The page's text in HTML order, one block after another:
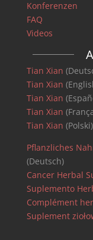
Konferenzen
FAQ
Videos
Tian Xian
Tian Xian
Tian Xian
Tian Xian
Tian Xian (Polski)
Pflanzliches
(Deutsch)
Cancer Herbal
Suplemento
Complément
Suplement